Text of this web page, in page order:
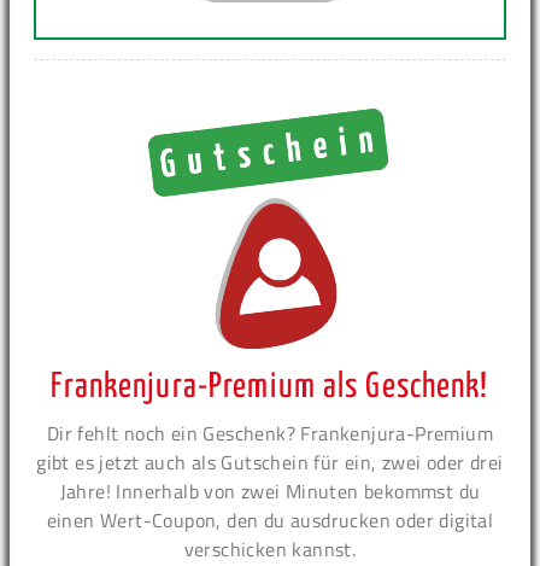
Frankenjura-Premium als Geschenk!
Dir fehlt noch ein Geschenk? Frankenjura-Premium
gibt es jetzt auch als Gutschein für ein, zwei oder drei
Jahre! Innerhalb von zwei Minuten bekommst du
einen Wert-Coupon, den du ausdrucken oder digital
verschicken kannst.